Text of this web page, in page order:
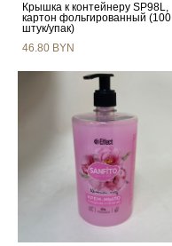
Крышка к контейнеру SP98L,
картон фольгированный (100
штук/упак)
46.80 BYN